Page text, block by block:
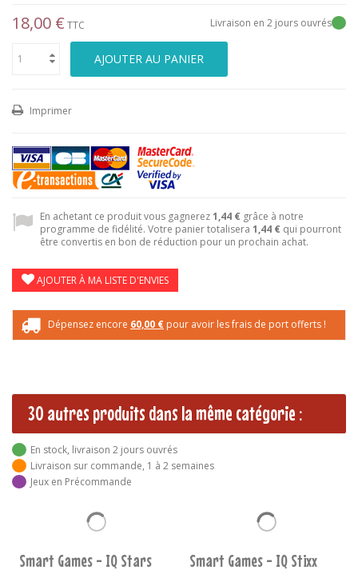
18,00 € TTC Livraison en 2 jours ouvrés
AJOUTER AU PANIER
Imprimer
En achetant ce produit vous gagnerez1,44 € grâce à notre
programme de fidélité. Votre panier totalisera 1,44 € qui pourront
être convertis en bon de réduction pour un prochain achat.
AJOUTER À MA LISTE D'ENVIES
Dépensez encore 60,00 € pour avoir les frais de port offerts !
30 autres produits dans la même catégorie :
En stock, livraison 2 jours ouvrés
Livraison sur commande, 1 à 2 semaines
Jeux en Précommande
Smart Games - IQ Stixx